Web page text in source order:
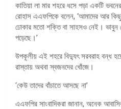
কাতিয়া লা মার শহরে ধসে পড়া একটি
রোহাস এএফপিকে বলেন, ‘আমাদের আর
ঢোকার মতো শক্তি বা সাহসও নেই। ভাবুন
পড়েছে।’
উপকূলীয় এই শহরে বিদ্যুৎ সরবরাহ বন্ধ
রাস্তায় অথবা স্বজনদের খোঁজে।
‘কেউ তাদের বাঁচাতে আসছে না’
এএফপির সাংবাদিকরা জানান, অনেক